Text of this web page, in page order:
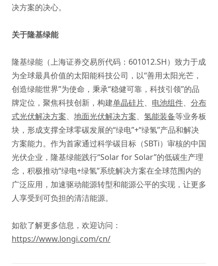
决方案的决心。
关于隆基绿能
隆基绿能（上海证券交易所代码：601012.SH）致力于成
为全球最具价值的太阳能科技公司，以“善用太阳光芒，
创造绿能世界”为使命，秉承“稳健可靠，科技引领”的品
牌定位，聚焦科技创新，构建单晶硅片、 电池组件、 分布
式光伏解决方案、 地面光伏解决方案、 氢能装备等业务板
块，形成支撑全球零碳发展的“绿电”+“绿氢”产品和解决
方案能力。作为首家通过科学碳目标（SBTi）审核的中国
光伏企业，隆基绿能践行“Solar for Solar”的低碳生产理
念，积极推动“绿电+绿氢”系统解决方案在全球范围内的
广泛应用，加速驱动能源转型和能源公平的实现，让更多
人享受到可负担的清洁能源。
如欲了解更多信息，欢迎访问：
https://www.longi.com/cn/